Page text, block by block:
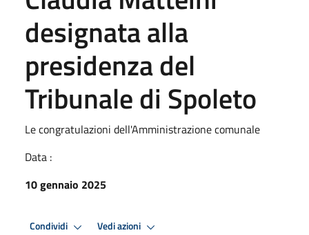
designata alla
presidenza del
Tribunale di Spoleto
Le congratulazioni dell'Amministrazione comunale
Data :
10 gennaio 2025
Condividi Vedi azioni